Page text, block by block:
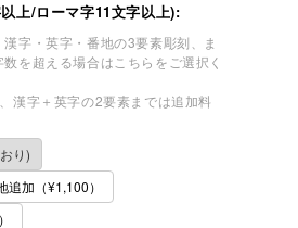
上/ローマ字11文字以上):
字・英字・番地の3要素彫刻、ま
を超える場合はこちらをご選択く
漢字＋英字の2要素までは追加料
り)
追加（¥1,100）